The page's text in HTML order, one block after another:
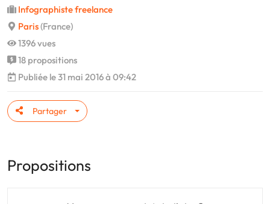
Infographiste freelance
Paris(France)
1396 vues
18 propositions
Publiée le 31 mai 2016 à 09:42
Partager
Propositions